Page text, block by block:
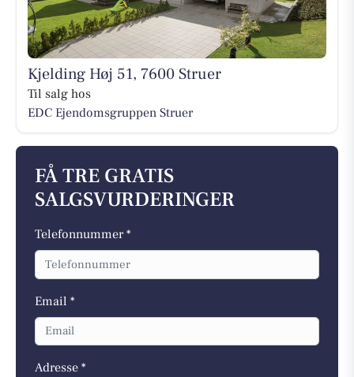
Kjelding Høj 51, 7600 Struer
Til salg hos
EDC Ejen­doms­grup­pen Struer
FÅ TRE GRATIS
SALGSVURDERINGER
Telefonnummer *
Email *
Adresse *